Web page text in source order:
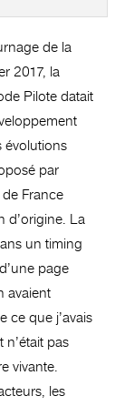
de la
2017, la
Pilote datait
évolutions
par
France
d’origine. La
un timing
page
avaient
ce que j’avais
pas
vivante.
les